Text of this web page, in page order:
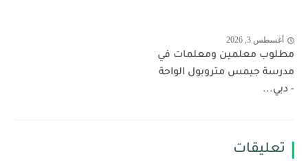
أغسطس 3, 2026
مطلوب معلمين ومعلمات في
مدرسة جيمس متروبول الواحة
- دبي...
تعليقات